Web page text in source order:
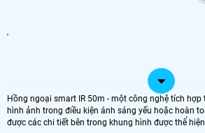
'
Hồng ngoại smart IR 50m - một công nghệ tích
hình ảnh trong điều kiện ánh sáng yếu hoặc hoàn
được các chi tiết bên trong khung hình được thể